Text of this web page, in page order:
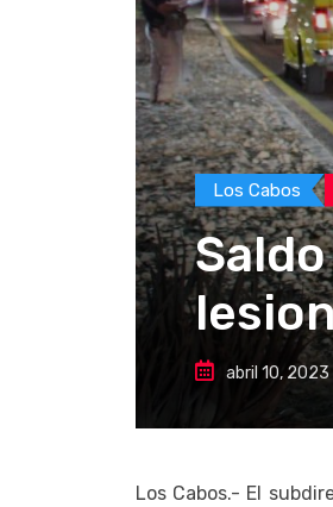
Los Cabos
abril 10, 2023
Los Cabos.- El